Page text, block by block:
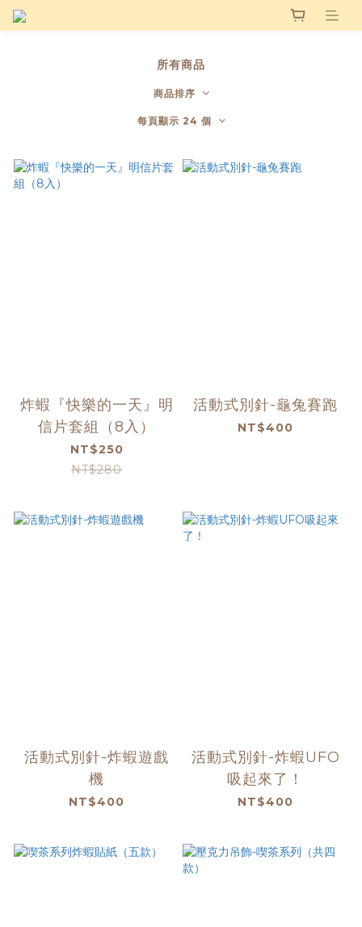
所有商品
商品排序
每頁顯示 24 個
炸蝦『快樂的一天』明
信片套組（8入）
NT$250
NT$280
活動式別針-龜兔賽跑
NT$400
活動式別針-炸蝦遊戲
機
NT$400
活動式別針-炸蝦UFO
吸起來了！
NT$400